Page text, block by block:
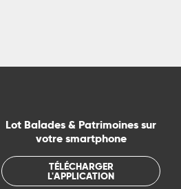
Lot Balades & Patrimoines sur
votre smartphone
TÉLÉCHARGER
L'APPLICATION